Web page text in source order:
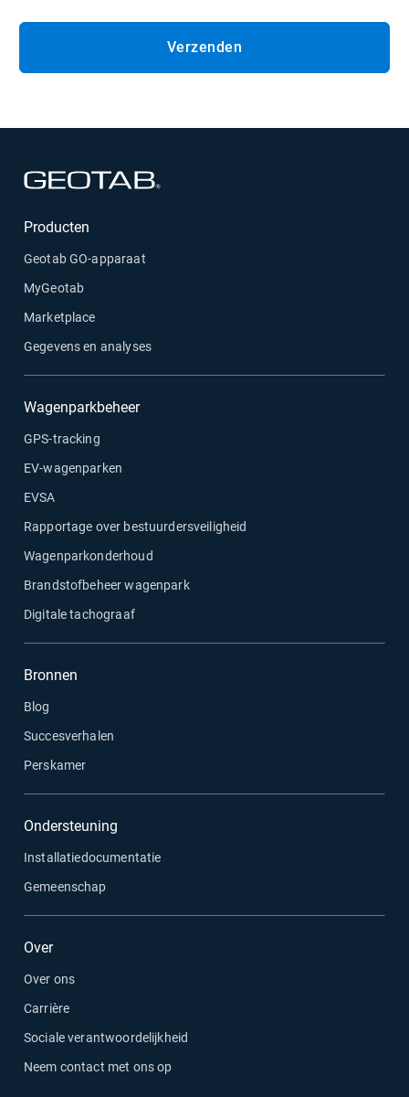
Verzenden
Producten
Geotab GO-apparaat
MyGeotab
Marketplace
Gegevens en analyses
Wagenparkbeheer
GPS-tracking
EV-wagenparken
EVSA
Rapportage over bestuurdersveiligheid
Wagenparkonderhoud
Brandstofbeheer wagenpark
Digitale tachograaf
Bronnen
Blog
Succesverhalen
Perskamer
Ondersteuning
Installatiedocumentatie
Gemeenschap
Over
Over ons
Carrière
Sociale verantwoordelijkheid
Neem contact met ons op